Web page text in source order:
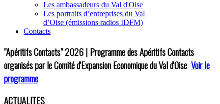
Les ambassadeurs du Val d'Oise
Les portraits d’entreprises du Val
d’Oise (émissions radios IDFM)
Contacts
"Apéritifs Contacts"2026 | Programme des Apéritifs Contacts
organisés par le Comité d'Expansion Economique du Val d'Oise Voir le
programme
ACTUALITES